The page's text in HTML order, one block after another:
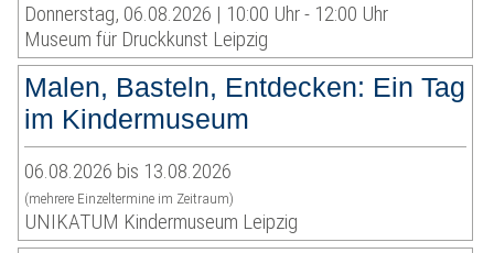
Donnerstag, 06.08.2026 | 10:00 Uhr - 12:00 Uhr
Museum für Druckkunst Leipzig
Malen, Basteln, Entdecken: Ein Tag
im Kindermuseum
06.08.2026 bis 13.08.2026
(mehrere Einzeltermine im Zeitraum)
UNIKATUM Kindermuseum Leipzig